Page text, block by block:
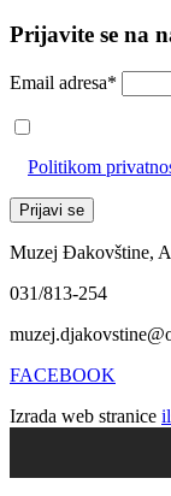
Prijavite se na
Email adresa*
Politikom
Muzej Đakovštine,
031/813-254
FACEBOOK
Izrada web stranice